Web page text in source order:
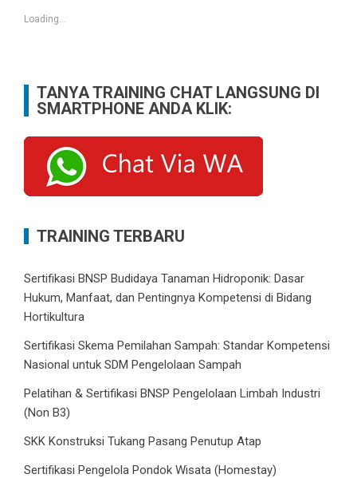
Loading...
TANYA TRAINING CHAT LANGSUNG DI
SMARTPHONE ANDA KLIK:
TRAINING TERBARU
Sertifikasi BNSP Budidaya Tanaman Hidroponik: Dasar
Hukum, Manfaat, dan Pentingnya Kompetensi di Bidang
Hortikultura
Sertifikasi Skema Pemilahan Sampah: Standar Kompetensi
Nasional untuk SDM Pengelolaan Sampah
Pelatihan & Sertifikasi BNSP Pengelolaan Limbah Industri
(Non B3)
SKK Konstruksi Tukang Pasang Penutup Atap
Sertifikasi Pengelola Pondok Wisata (Homestay)